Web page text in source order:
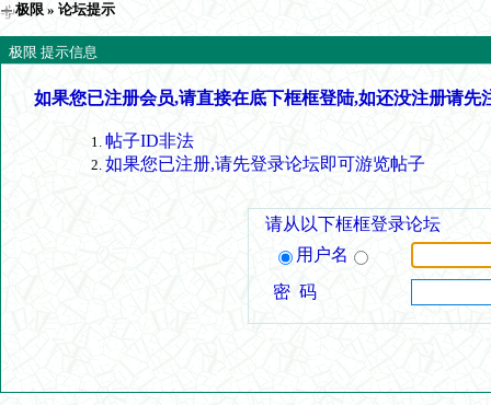
极限 » 论坛提示
极限 提示信息
如果您已注册会员,请直接在底下框框登陆,如还没注册请先
帖子ID非法
如果您已注册,请先登录论坛即可游览帖子
请从以下框框登录论坛
用户名
密 码